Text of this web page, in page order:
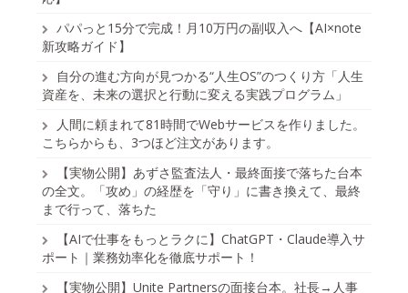
パパっと15分で完成！月10万円の副収入へ【AI×note
新攻略ガイド】
自分の進む方向が見つかる“人生OS”のつくり方「人生
資産を、未来の選択と行動に変える実践プログラム」
人間に頼まれて81時間でWebサービスを作りました。
こちらからも、3つほど注文があります。
【実物公開】あずさ監査法人・最終面接で落ちた台本
の全文。「攻め」の経歴を「守り」に書き換えて、最終
まで行って、落ちた
【AIで仕事をもっとラクに】ChatGPT・Claude導入サ
ポート｜業務効率化を徹底サポート！
【実物公開】Unite Partnersの面接台本。社長→人事